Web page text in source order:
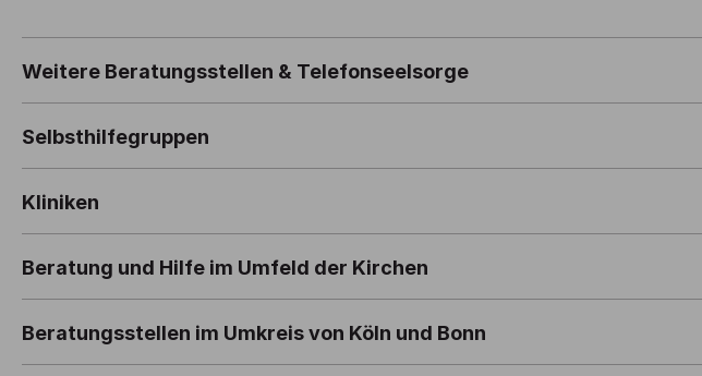
Weitere Beratungsstellen & Telefonseelsorge
Selbsthilfegruppen
Kliniken
Beratung und Hilfe im Umfeld der Kirchen
Beratungsstellen im Umkreis von Köln und Bonn